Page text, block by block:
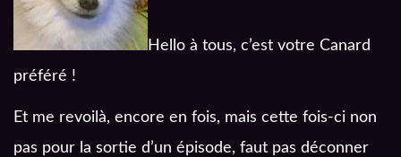
Hello à tous, c’est votre Canard
préféré !
Et me revoilà, encore en fois, mais cette fois-ci non
pas pour la sortie d’un épisode, faut pas déconner